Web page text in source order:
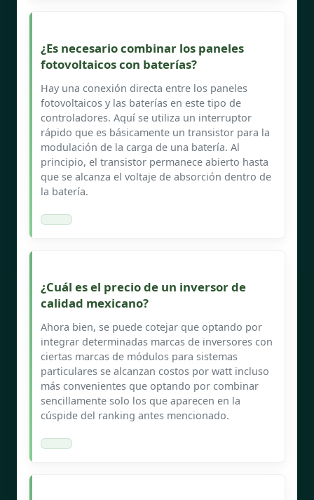
¿Es necesario combinar los paneles
fotovoltaicos con baterías?
Hay una conexión directa entre los paneles
fotovoltaicos y las baterías en este tipo de
controladores. Aquí se utiliza un interruptor
rápido que es básicamente un transistor para la
modulación de la carga de una batería. Al
principio, el transistor permanece abierto hasta
que se alcanza el voltaje de absorción dentro de
la batería.
¿Cuál es el precio de un inversor de
calidad mexicano?
Ahora bien, se puede cotejar que optando por
integrar determinadas marcas de inversores con
ciertas marcas de módulos para sistemas
particulares se alcanzan costos por watt incluso
más convenientes que optando por combinar
sencillamente solo los que aparecen en la
cúspide del ranking antes mencionado.